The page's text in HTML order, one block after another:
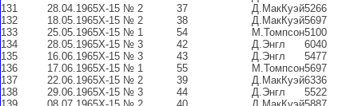
131
28.04.1965Х-15 № 2 37 Д.МакКуэй5266
132
18.05.1965Х-15 № 2 38 Д.МакКуэй5697
133
25.05.1965Х-15 № 1 54 М.Томпсон5100
134
28.05.1965Х-15 № 3 42 Д.Энгл
6040
135
16.06.1965Х-15 № 3 43 Д.Энгл
5477
136
17.06.1965Х-15 № 1 55 М.Томпсон5697
137
22.06.1965Х-15 № 2 39 Д.МакКуэй6336
138
29.06.1965Х-15 № 3 44 Д.Энгл
5522